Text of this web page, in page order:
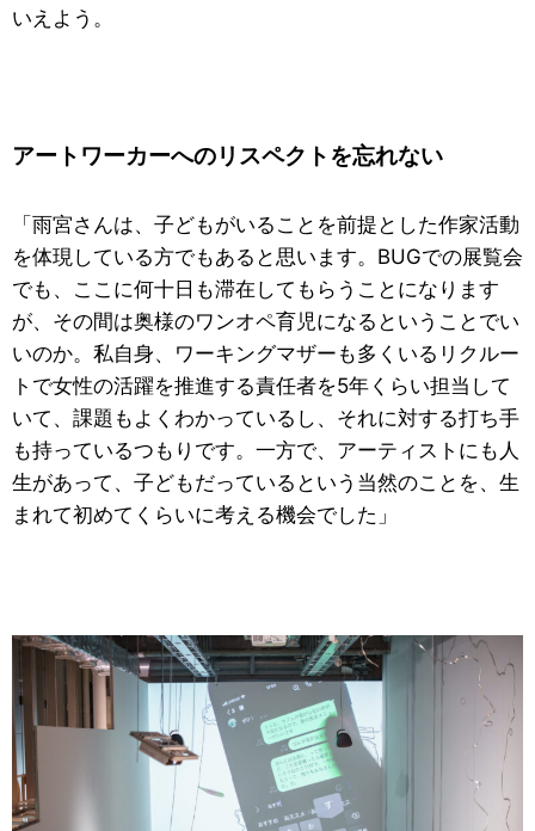
いえよう。
アートワーカーへのリスペクトを忘れない
「雨宮さんは、子どもがいることを前提とした作家活動
を体現している方でもあると思います。BUGでの展覧会
でも、ここに何十日も滞在してもらうことになります
が、その間は奥様のワンオペ育児になるということでい
いのか。私自身、ワーキングマザーも多くいるリクルー
トで女性の活躍を推進する責任者を5年くらい担当して
いて、課題もよくわかっているし、それに対する打ち手
も持っているつもりです。一方で、アーティストにも人
生があって、子どもだっているという当然のことを、生
まれて初めてくらいに考える機会でした」